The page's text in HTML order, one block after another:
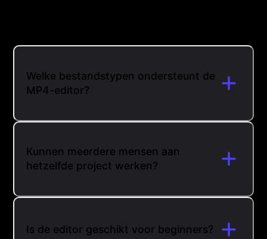
Welke bestandstypen ondersteunt de
MP4-editor?
Kunnen meerdere mensen aan
hetzelfde project werken?
Is de editor geschikt voor beginners?